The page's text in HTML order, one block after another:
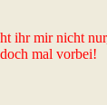
ihr mir nicht
mal vorbei!